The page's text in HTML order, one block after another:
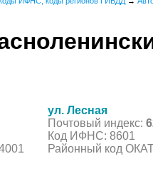
ул. Лесная
Почтовый индекс:
Код ИФНС: 8601
Районный код